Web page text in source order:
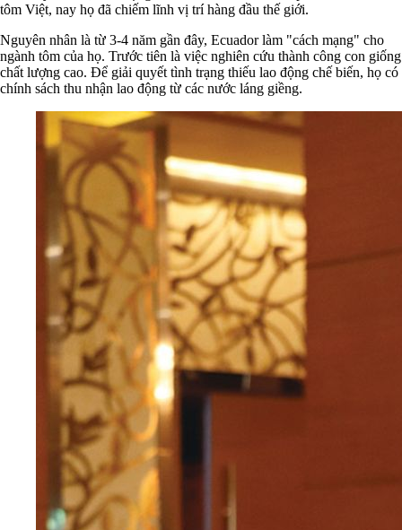
tôm Việt, nay họ đã chiếm lĩnh vị trí hàng đầu thế giới.
Nguyên nhân là từ 3-4 năm gần đây, Ecuador làm "cách mạng" cho
ngành tôm của họ. Trước tiên là việc nghiên cứu thành công con giống
chất lượng cao. Để giải quyết tình trạng thiếu lao động chế biến, họ có
chính sách thu nhận lao động từ các nước láng giềng.